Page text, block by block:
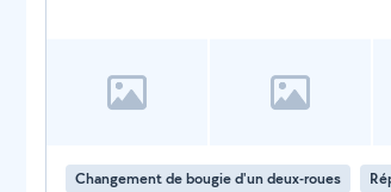
Changement de bougie d'un deux-roues